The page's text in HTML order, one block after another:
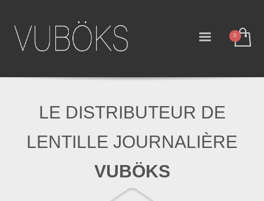
LE DISTRIBUTEUR DE
LENTILLE JOURNALIÈRE
VUBÖKS